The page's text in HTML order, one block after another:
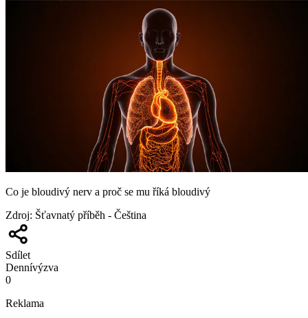
Co je bloudivý nerv a proč se mu říká bloudivý
Zdroj: Šťavnatý příběh - Čeština
Sdílet
Dennívýzva
0
Reklama